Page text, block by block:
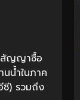
สัญญาซื้อ
น้ำในภาค
ซี) รวมถึง